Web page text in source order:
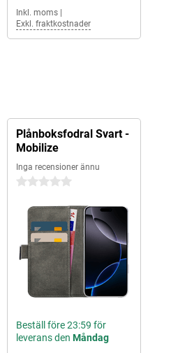
Inkl. moms|
Exkl. fraktkostnader
Plånboksfodral Svart -
Mobilize
Inga recensioner ännu
0 stjärnor
Beställ före 23:59 för
leverans den Måndag